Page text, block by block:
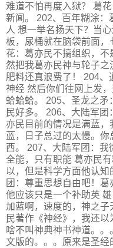
难道不怕再度入狱？ 葛
新闻。 202、百年糊涂：
人 想一举名扬天下？当
板，尿桶就在脑袋前面
花：葛亦民不搞组织，
然把我葛亦民神与轮子
肥料还真浪费了！ 204、
神经 然后你们往网上发
蛤蛤蛤。 205、圣龙之矛
民好多。 206、大陆军
亦民目前的情况是满蓝
蓝，日子总过的太慢。
西。 207、大陆军团：我
全能，只有职能 葛亦民
以，但是科学方面他认
团：尊重思想自由吧！葛
他应该只是一个补助英
加蓝啊，速度的，神之
民著作《神经》，我还
啥不叫神典神书神道。
文版的。。。原来是圣